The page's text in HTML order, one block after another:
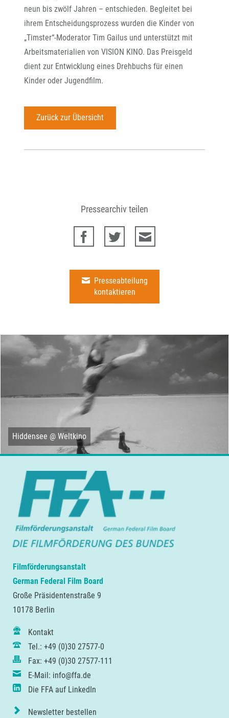
neun bis zwölf Jahren – entschieden. Begleitet bei
ihrem Entscheidungsprozess wurden die Kinder von
„Timster“-Moderator Tim Gailus und unterstützt mit
Arbeitsmaterialien von VISION KINO. Das Preisgeld
dient zur Entwicklung eines Drehbuchs für einen
Kinder oder Jugendfilm.
Zurück zur Übersicht
Pressearchiv teilen
Presseabteilung
kontaktieren
Hiddensee @ Weltkino
Filmförderungsanstalt
German Federal Film Board
Große Präsidentenstraße 9
10178 Berlin
Kontakt
Tel.: +49 (0)30 27577-0
Fax: +49 (0)30 27577-111
E-Mail: info@ffa.de
Die FFA auf LinkedIn
Newsletter bestellen